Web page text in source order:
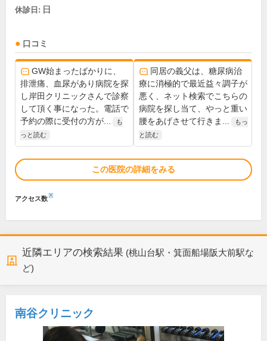
休診日: 日
口コミ
GW始まったばかりに、
排泄痛、血尿があり病院を探
し岸田クリニックさんで診察
して頂く事になった。電話で
予約の際に受付の方が...
も
っと読む
同居の義父は、糖尿病治
療に消極的で最近益々調子が
悪く、ネット検索でこちらの
病院を探し当て、やっと重い
腰をあげさせて行きま...
もっ
と読む
この医院の詳細をみる
アクセス数※
近隣エリアの検索結果 (桃山台駅・箕面船場阪大前駅な
ど)
南谷クリニック